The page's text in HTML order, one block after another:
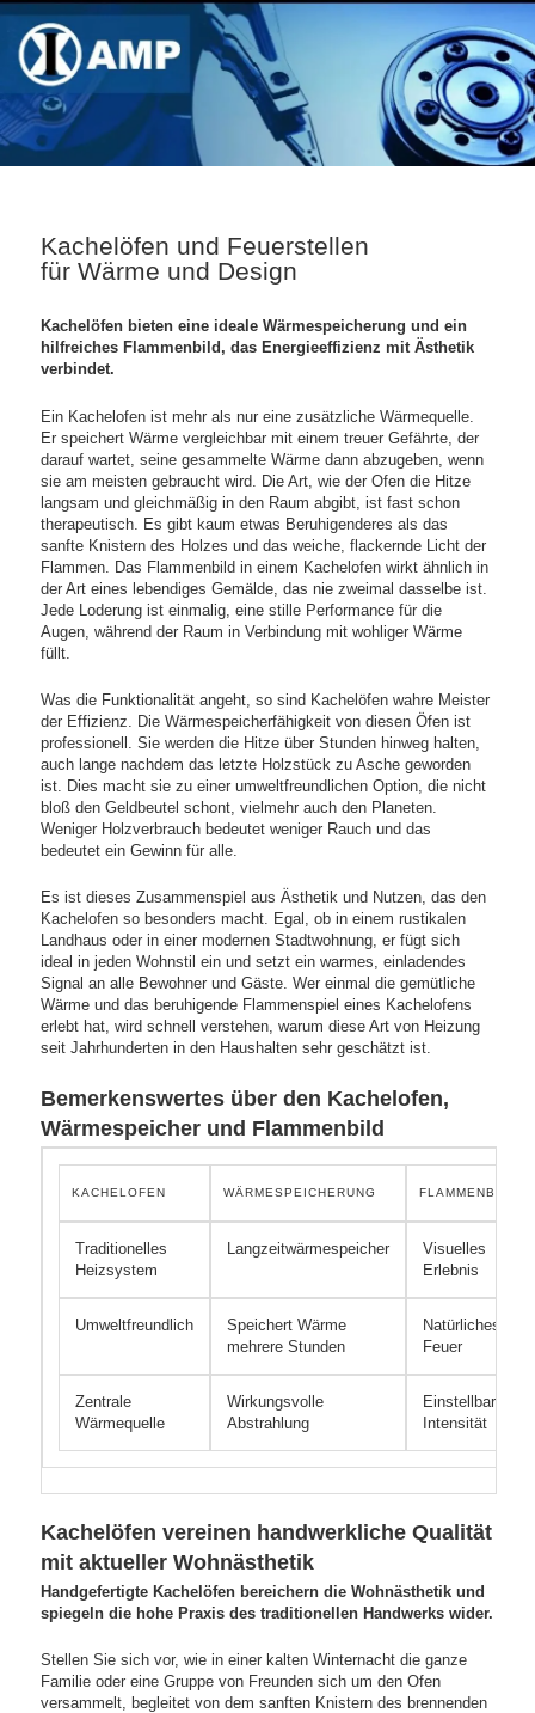
Kachelöfen und Feuerstellen
für Wärme und Design
Kachelöfen bieten eine ideale Wärmespeicherung und ein
hilfreiches Flammenbild, das Energieeffizienz mit Ästhetik
verbindet.
Ein Kachelofen ist mehr als nur eine zusätzliche Wärmequelle.
Er speichert Wärme vergleichbar mit einem treuer Gefährte, der
darauf wartet, seine gesammelte Wärme dann abzugeben, wenn
sie am meisten gebraucht wird. Die Art, wie der Ofen die Hitze
langsam und gleichmäßig in den Raum abgibt, ist fast schon
therapeutisch. Es gibt kaum etwas Beruhigenderes als das
sanfte Knistern des Holzes und das weiche, flackernde Licht der
Flammen. Das Flammenbild in einem Kachelofen wirkt ähnlich in
der Art eines lebendiges Gemälde, das nie zweimal dasselbe ist.
Jede Loderung ist einmalig, eine stille Performance für die
Augen, während der Raum in Verbindung mit wohliger Wärme
füllt.
Was die Funktionalität angeht, so sind Kachelöfen wahre Meister
der Effizienz. Die Wärmespeicherfähigkeit von diesen Öfen ist
professionell. Sie werden die Hitze über Stunden hinweg halten,
auch lange nachdem das letzte Holzstück zu Asche geworden
ist. Dies macht sie zu einer umweltfreundlichen Option, die nicht
bloß den Geldbeutel schont, vielmehr auch den Planeten.
Weniger Holzverbrauch bedeutet weniger Rauch und das
bedeutet ein Gewinn für alle.
Es ist dieses Zusammenspiel aus Ästhetik und Nutzen, das den
Kachelofen so besonders macht. Egal, ob in einem rustikalen
Landhaus oder in einer modernen Stadtwohnung, er fügt sich
ideal in jeden Wohnstil ein und setzt ein warmes, einladendes
Signal an alle Bewohner und Gäste. Wer einmal die gemütliche
Wärme und das beruhigende Flammenspiel eines Kachelofens
erlebt hat, wird schnell verstehen, warum diese Art von Heizung
seit Jahrhunderten in den Haushalten sehr geschätzt ist.
Bemerkenswertes über den Kachelofen,
Wärmespeicher und Flammenbild
KACHELOFEN WÄRMESPEICHERUNG FLAMMENBILD
Traditionelles
Heizsystem
Langzeitwärmespeicher
Visuelles
Erlebnis
Umweltfreundlich
Speichert Wärme
mehrere Stunden
Natürliches
Feuer
Zentrale
Wärmequelle
Wirkungsvolle
Abstrahlung
Einstellbare
Intensität
Kachelöfen vereinen handwerkliche Qualität
mit aktueller Wohnästhetik
Handgefertigte Kachelöfen bereichern die Wohnästhetik und
spiegeln die hohe Praxis des traditionellen Handwerks wider.
Stellen Sie sich vor, wie in einer kalten Winternacht die ganze
Familie oder eine Gruppe von Freunden sich um den Ofen
versammelt, begleitet von dem sanften Knistern des brennenden